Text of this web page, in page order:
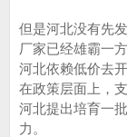
但是河北没有先
厂家已经雄霸一方
河北依赖低价去
在政策层面上，
河北提出培育一
力。